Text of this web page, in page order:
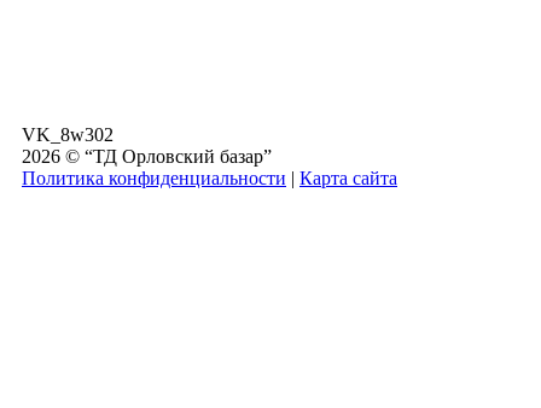
VK_8w302
2026 © “ТД Орловский базар”
Политика конфиденциальности | Карта сайта